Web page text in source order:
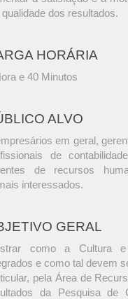
qualidade dos resultados.
HORÁRIA
e 40 Minutos
ALVO
em geral,
de
de recursos
interessados.
GERAL
como a Cultura
e como tal devem
pela Área de
da Pesquisa de